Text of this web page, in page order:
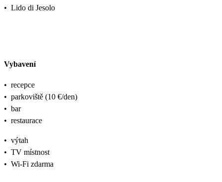
• Lido di Jesolo
Vybavení
• recepce
• parkoviště (10 €/den)
• bar
• restaurace
• výtah
• TV místnost
• Wi-Fi zdarma